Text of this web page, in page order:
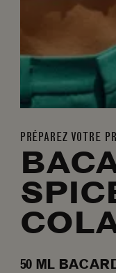
PRÉPAREZ VOTRE
50 ML